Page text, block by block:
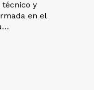
técnico y
en el